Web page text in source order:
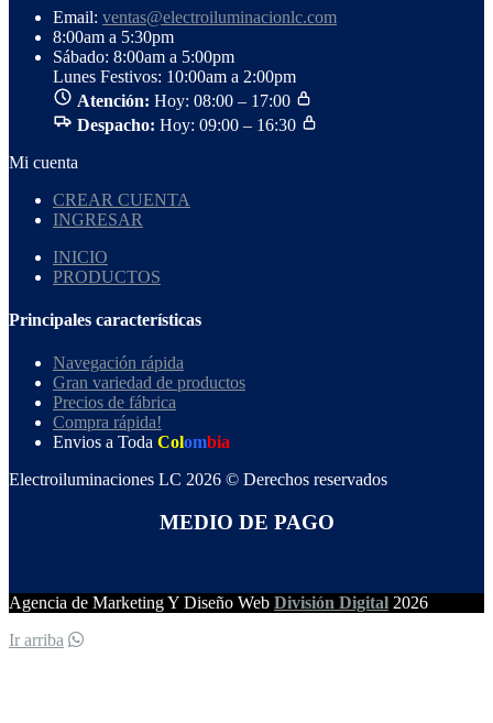
Email: ventas@electroiluminacionlc.com
8:00am a 5:30pm
Sábado: 8:00am a 5:00pm
Lunes Festivos: 10:00am a 2:00pm
Atención: Hoy: 08:00 – 17:00
Despacho: Hoy: 09:00 – 16:30
Mi cuenta
CREAR CUENTA
INGRESAR
INICIO
PRODUCTOS
Principales características
Navegación rápida
Gran variedad de productos
Precios de fábrica
Compra rápida!
Envios a Toda Colombia
Electroiluminaciones LC 2026 © Derechos reservados
MEDIO DE PAGO
Agencia de Marketing Y Diseño Web División Digital 2026
Ir arriba